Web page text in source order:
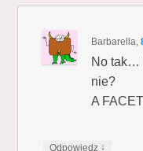
Barbarella,
No tak…
nie?
A
Odpowiedz ↓